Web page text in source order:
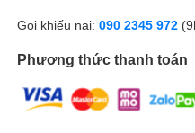
Gọi khiếu nại: 090 2345 972
Phương thức thanh toán